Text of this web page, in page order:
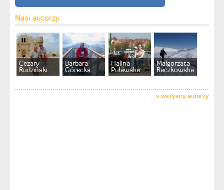
Nasi autorzy
Cezary
Rudziński
Barbara
Górecka
Halina
Puławska
Małgorzata
Raczkowska
» wszyscy autorzy